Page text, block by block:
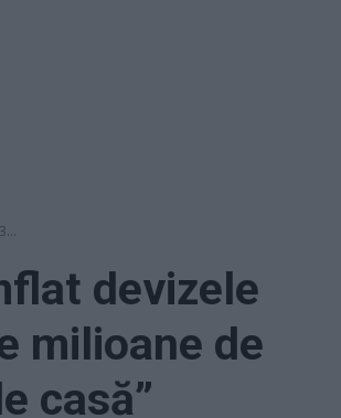
devizele
milioane de
casă”